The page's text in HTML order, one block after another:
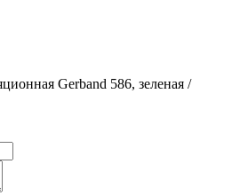
Gerband 586, зеленая /